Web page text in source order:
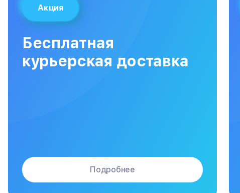
Замена материнской платы
Сборка / разборка принтера
Акция
Бесплатная
курьерская доставка
Подробнее